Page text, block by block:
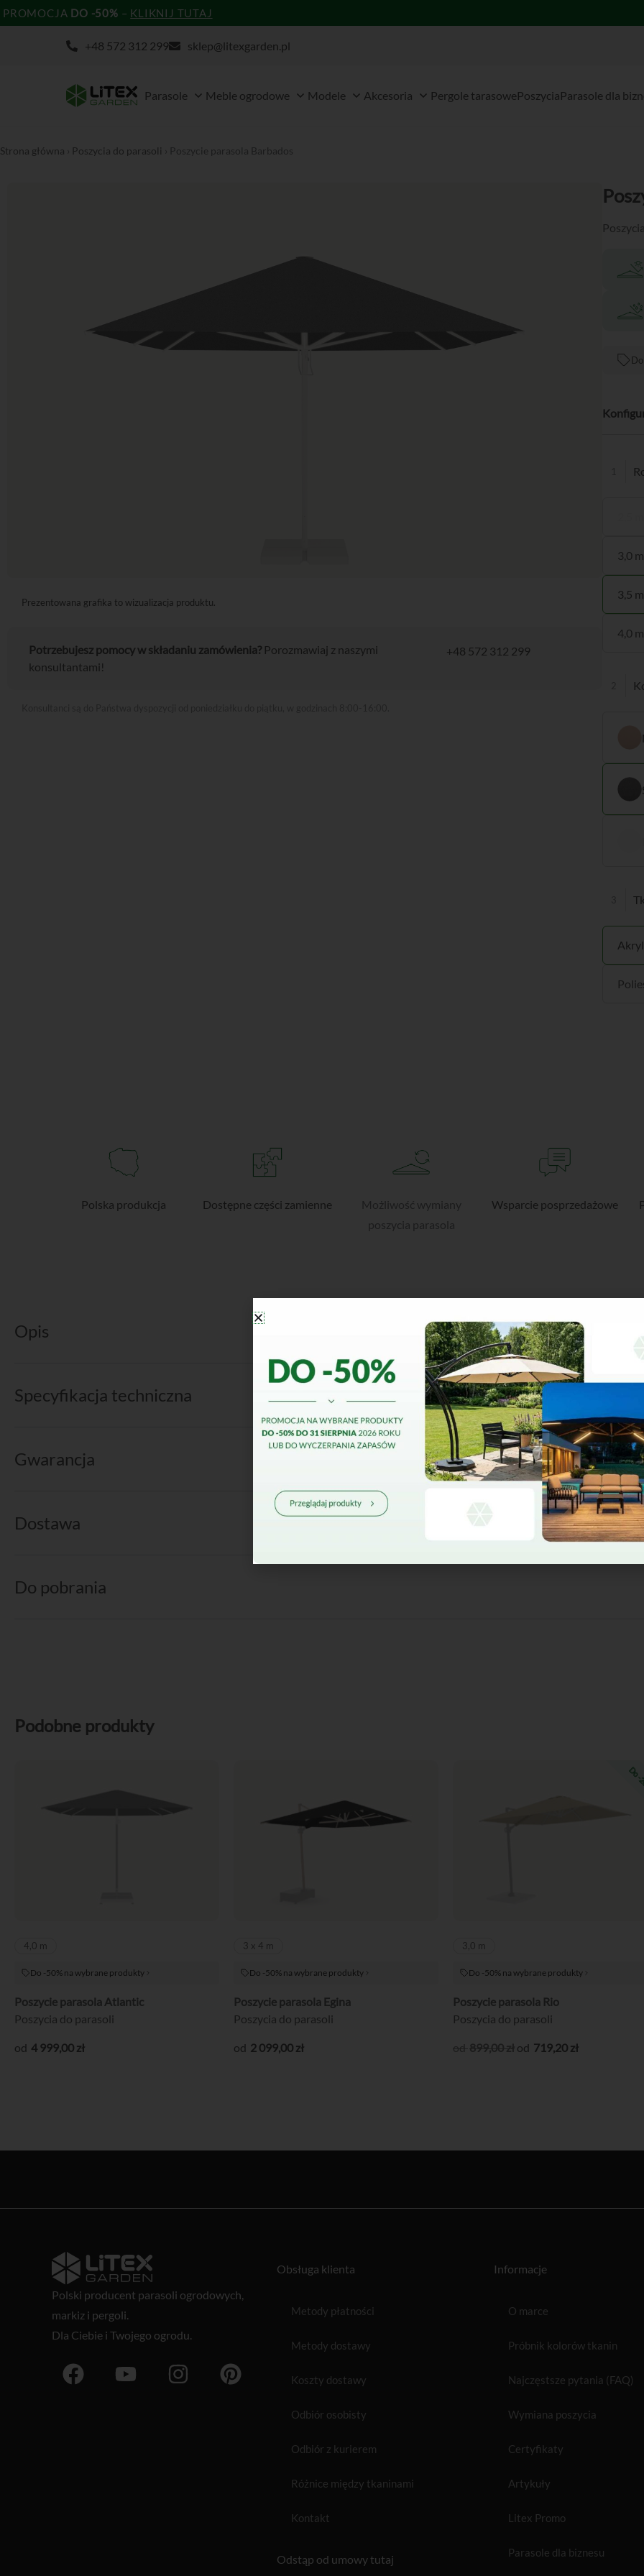
Przejdź
do
PROMOCJA DO -50% – KLIKNIJ TUTAJ
+48 572 312 299 sklep@litexgarden.pl
Parasole Open Parasole
Meble ogrodowe Open Meble ogrodowe
Modele Open Modele
Akcesoria Open Akcesoria
Pergole tarasowePoszyciaParasole dla
Strona główna Poszycia do parasoli › Poszycie parasola Barbados
Prezentowana grafika to wizualizacja produktu.
Potrzebujesz pomocy w składaniu zamówienia? Porozmawiaj z naszymi
konsultantami!
+48 572 312 299
3,0 m
3,5 m
4,0 m
Akryl
Polska produkcja Dostępne części zamienne
Możliwość wymiany
poszycia parasola
Wsparcie posprzedażowe
Opis
Specyfikacja techniczna
Gwarancja
Dostawa
Do pobrania
Podobne produkty
4,0 m
Do -50% na wybrane produkty
Poszycie parasola Atlantic
Poszycia do parasoli
4 999,00 zł
3 x 4 m
Do -50% na wybrane produkty
Poszycie parasola Egina
Poszycia do parasoli
2 099,00 zł
Do
3,0 m
Do -50% na wybrane produkty
Poszycie parasola Rio
Poszycia do parasoli
899,00zł 719,20 zł
Polski producent parasoli ogrodowych,
markiz i pergoli.
Dla Ciebie i Twojego ogrodu.
F
a
Y
o
I
n
P
i
Obsługa klienta
Metody płatności
Metody dostawy
Koszty dostawy
Odbiór osobisty
Odbiór z kurierem
Różnice między tkaninami
Kontakt
Odstąp od umowy tutaj
Informacje
O marce
Próbnik kolorów tkanin
Najczęstsze pytania (FAQ)
Wymiana poszycia
Certyfikaty
Artykuły
Litex Promo
Parasole dla biznesu